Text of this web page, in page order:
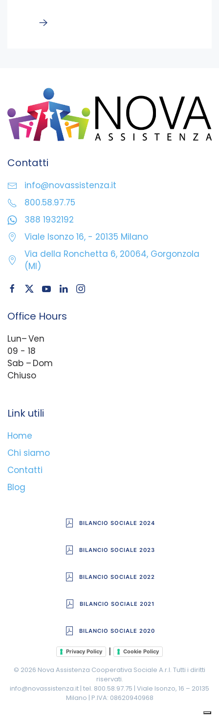
Contatti
info@novassistenza.it
800.58.97.75
388 1932192
Viale Isonzo 16, - 20135 Milano
Via della Ronchetta 6, 20064, Gorgonzola
(MI)
Office Hours
Lun– Ven
09 - 18
Sab – Dom
Chiuso
Link utili
Home
Chi siamo
Contatti
Blog
BILANCIO SOCIALE 2024
BILANCIO SOCIALE 2023
BILANCIO SOCIALE 2022
BILANCIO SOCIALE 2021
BILANCIO SOCIALE 2020
Privacy Policy | Cookie Policy
© 2026 Nova Assistenza Cooperativa Sociale A.r.l. Tutti i diritti
riservati.
info@novassistenza.it | tel. 800.58.97.75 | Viale Isonzo, 16 – 20135
Milano | P.IVA: 08620940968